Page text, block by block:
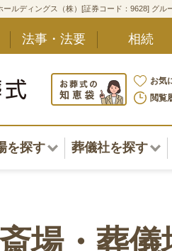
ルディングス（株）[証券コード：9628] グル
法事・法要 相続
お気
閲覧
を探す
・甲信越・北陸
葬儀社を探す
東北・甲信越・
場・葬儀